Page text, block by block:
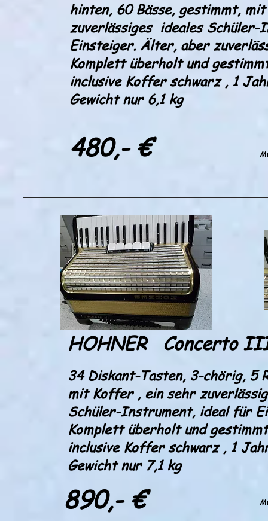
hinten, 60 Bässe, gestimmt,
zuverlässiges ideales
Einsteiger. Älter, aber
Komplett überholt und
inclusive Koffer schwarz , 1
Gewicht nur 6,1 kg
480,- €
HOHNER Concerto
34 Diskant-Tasten, 3-chörig, 5
mit Koffer , ein sehr
Schüler-Instrument, ideal für
Komplett überholt und
inclusive Koffer schwarz , 1
Gewicht nur 7,1 kg
890,- €